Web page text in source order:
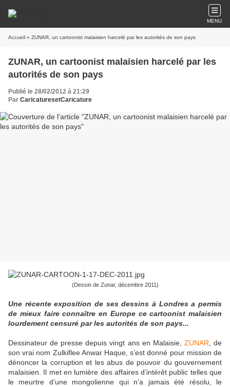
MENU
Accueil » ZUNAR, un cartoonist malaisien harcelé par les autorités de son pays
ZUNAR, un cartoonist malaisien harcelé par les
autorités de son pays
Publié le 28/02/2012 à 21:29
Par CaricaturesetCaricature
(Dessin de Zunar, décembre 2011)
Une récente exposition de ses dessins à Londres a permis
de mieux faire connaître en Europe ce cartoonist malaisien
lourdement censuré par les autorités de son pays...
Dessinateur de presse depuis vingt ans en Malaisie, ZUNAR , de
son vrai nom Zulkiflee Anwar Haque, s’est donné pour mission de
dénoncer la corruption et les abus de pouvoir du gouvernement
malaisien. Il met en lumière des affaires d’intérêt public telles que
le meurtre d’une mongolienne qui n’a jamais été résolu, le